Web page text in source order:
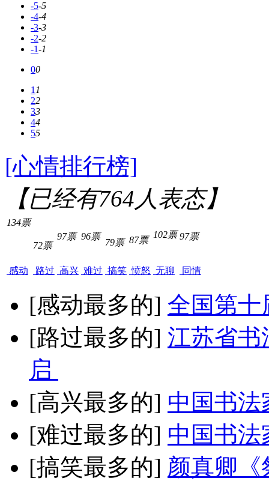
-5-5
-4-4
-3-3
-2-2
-1-1
00
11
22
33
44
55
[心情排行榜]
【已经有764人表态】
134票
感动
72票
路过
97票
高兴
96票
难过
79票
搞笑
87票
愤怒
102票
无聊
97票
同情
[感动最多的] 全国第十
[路过最多的] 江苏省书
启
[高兴最多的] 中国书法
[难过最多的] 中国书法
[搞笑最多的] 颜真卿《